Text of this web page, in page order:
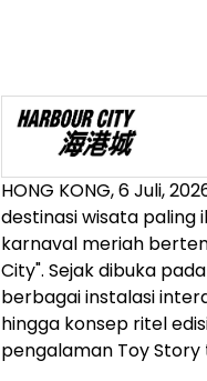
HONG KONG,6 Juli,
destinasi wisata paling
karnaval meriah
City". Sejak dibuka
berbagai instalasi
hingga konsep ritel
pengalaman Toy